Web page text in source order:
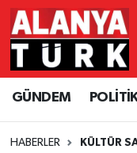
GÜNDEM
HABERLER KÜLTÜR
GÜNDEM
POLİTİKA
ASAYİŞ
Nöbetçi
Hava Durumu
Namaz